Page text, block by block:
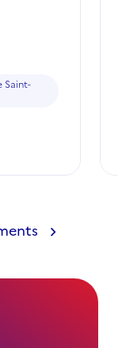
Saint-